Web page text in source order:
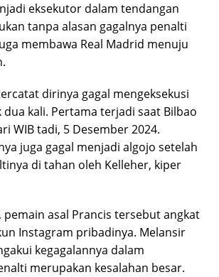
eksekutor dalam tendangan
tanpa alasan gagalnya penalti
membawa Real Madrid menuju
dirinya gagal mengeksekusi
dua kali. Pertama terjadi saat Bilbao
WIB tadi, 5 Desember 2024.
juga gagal menjadi algojo setelah
di tahan oleh Kelleher, kiper
pemain asal Prancis tersebut angkat
Instagram pribadinya. Melansir
kegagalannya dalam
merupakan kesalahan besar.